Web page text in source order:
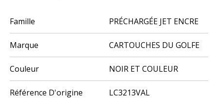
Famille PRÉCHARGÉE JET ENCRE
Marque CARTOUCHES DU GOLFE
Couleur NOIR ET COULEUR
Référence D'origine LC3213VAL